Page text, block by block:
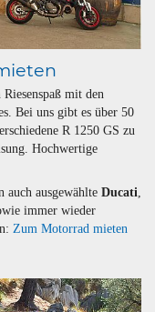
mit den
Bei uns gibt es über 50
R 1250 GS zu
Hochwertige
auch ausgewählte Ducati
immer wieder
Zum Motorrad mieten